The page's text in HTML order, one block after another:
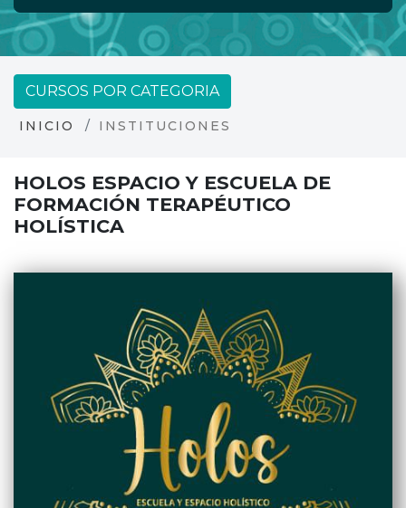
CURSOS POR CATEGORIA
INICIO INSTITUCIONES
HOLOS ESPACIO Y ESCUELA DE
FORMACIÓN TERAPÉUTICO
HOLÍSTICA